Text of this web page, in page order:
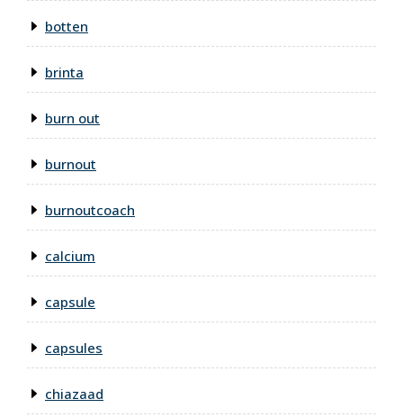
botten
brinta
burn out
burnout
burnoutcoach
calcium
capsule
capsules
chiazaad